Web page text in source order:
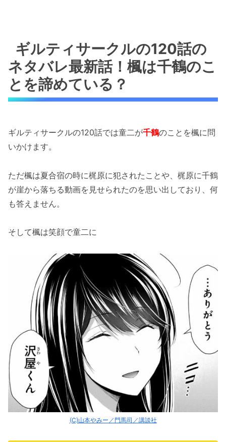
ギルティサークルの120話の
ネタバレ最新話！楓は千鶴のこ
とを諦めている？
ギルティサークルの120話では童二が千鶴のことを楓に問
いかけます。
ただ楓は夏合宿の時に梶原に犯されたことや、梶原に千鶴
が崖から落ちる動画を見せられたのを思い出しており、何
も答えません。
そして楓は笑顔で童二に
(C)山本やみー／門馬司／講談社